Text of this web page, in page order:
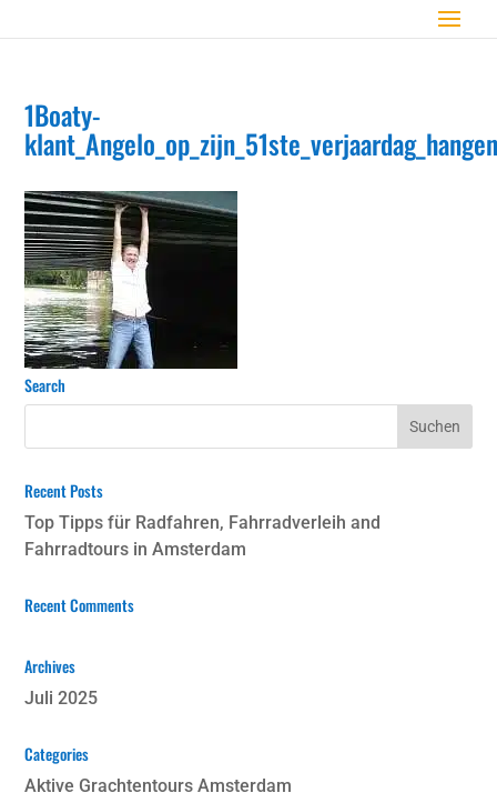
1Boaty-
Search
Recent Posts
Top Tipps für Radfahren, Fahrradverleih and
Fahrradtours in Amsterdam
Recent Comments
Archives
Juli 2025
Categories
Aktive Grachtentours Amsterdam